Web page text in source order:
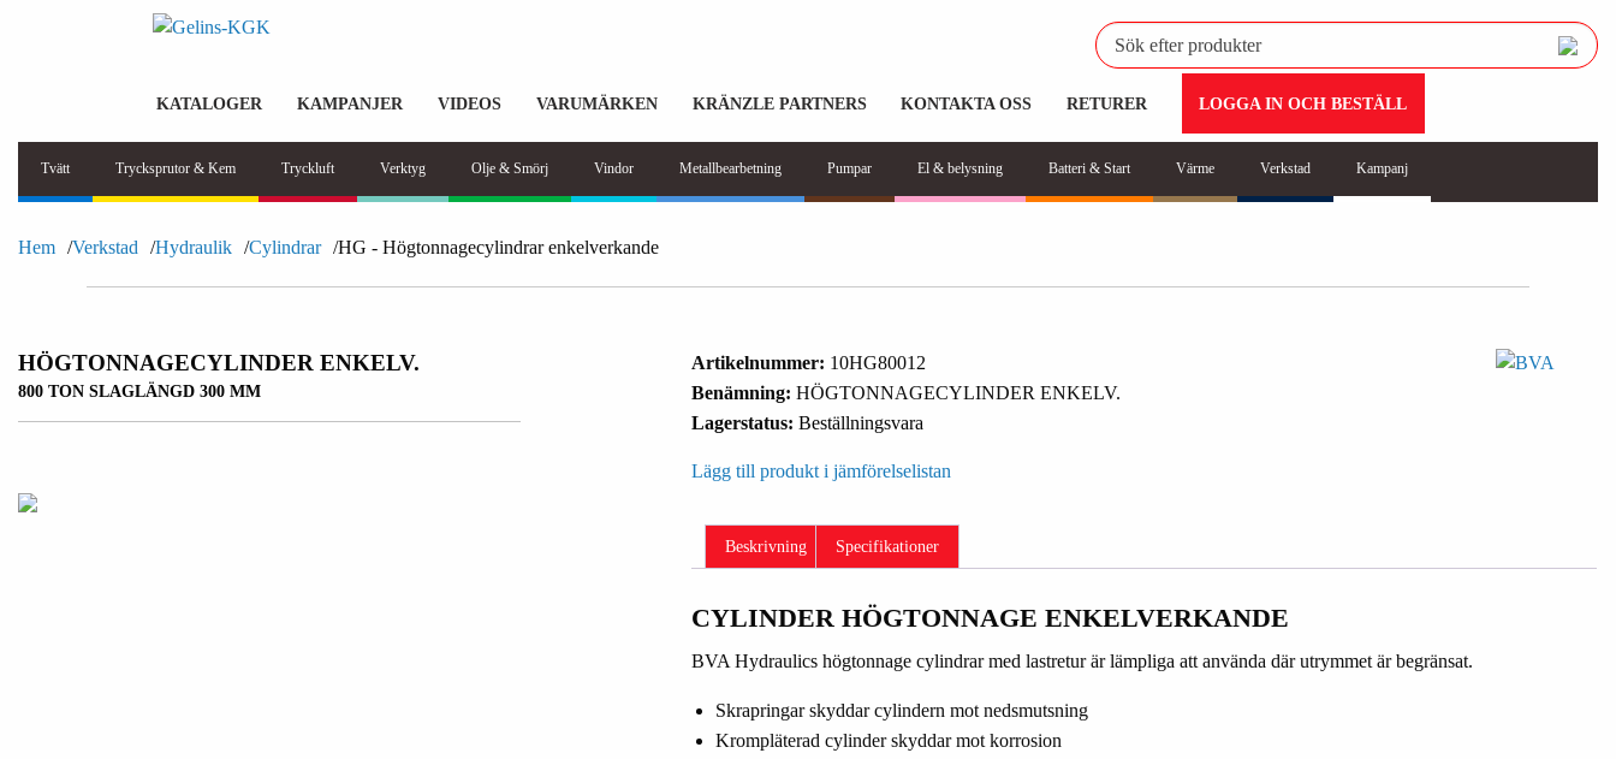
KATALOGER KAMPANJER VIDEOS VARUMÄRKEN KRÄNZLE PARTNERS KONTAKTA OSS RETURER LOGGA IN OCH BESTÄLL
Tvätt Trycksprutor & Kem Tryckluft Verktyg Olje & Smörj Vindor Metallbearbetning Pumpar El & belysning Batteri & Start Värme Verkstad Kampanj
Hem Verkstad Hydraulik Cylindrar HG - Högtonnagecylindrar enkelverkande
HÖGTONNAGECYLINDER ENKELV.
800 TON SLAGLÄNGD 300 MM
Artikelnummer: 10HG80012
Benämning: HÖGTONNAGECYLINDER ENKELV.
Lagerstatus: Beställningsvara
Lägg till produkt i jämförelselistan
Beskrivning Specifikationer
CYLINDER HÖGTONNAGE ENKELVERKANDE
BVA Hydraulics högtonnage cylindrar med lastretur är lämpliga att använda där utrymmet är begränsat.
Skrapringar skyddar cylindern mot nedsmutsning
Krompläterad cylinder skyddar mot korrosion